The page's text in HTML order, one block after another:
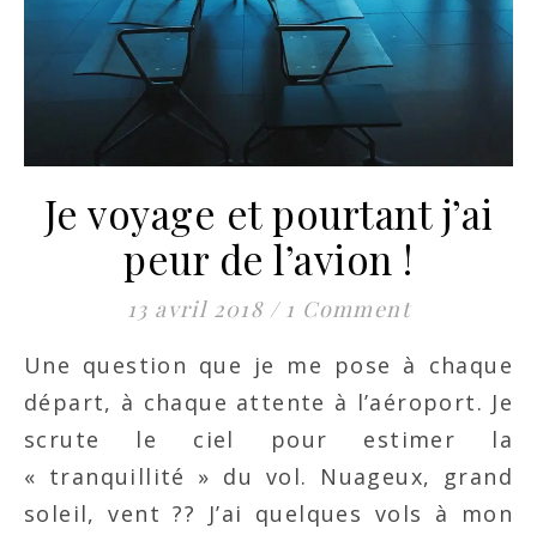
Je voyage et pourtant j’ai
peur de l’avion !
13 avril 2018 / 1 Comment
Une question que je me pose à chaque
départ, à chaque attente à l’aéroport. Je
scrute le ciel pour estimer la
« tranquillité » du vol. Nuageux, grand
soleil, vent ?? J’ai quelques vols à mon